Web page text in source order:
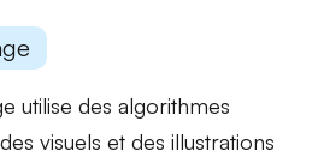
utilise des algorithmes
visuels et desillustrations